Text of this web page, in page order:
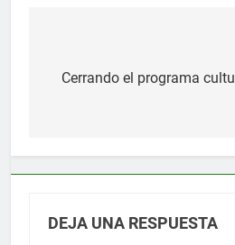
de
Cerrando el programa
DEJA UNA RESPUESTA